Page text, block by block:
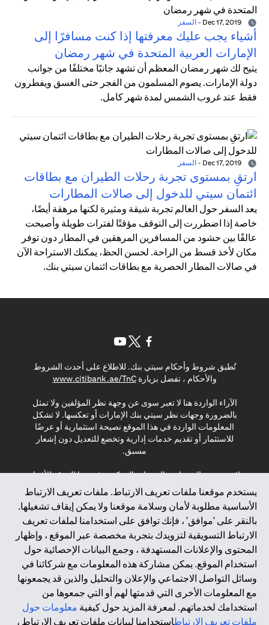
- السفر
أشياء يجب عليك معرفتها إذا كنت مسافرًا إلى
الإمارات العربية المتحدة في شهر رمضان
يتيح لك شهر رمضان المعظم أن تشهد جانبًا مختلفًا من جوانب
دولة الإمارات. يصوم المسلمون من الفجر حتى الغسق ويفطرون
فقط عند غروب الشمس لمدة شهر كامل.
- السفر
ارتقِ بمستوى تجربة رحلات الطيران مع بطاقات
ائتمان سيتي للدخول إلى صالات المطارات
يعد السفر حول العالم تجربة شيقة ومثيرة لكنها مرهقة أيضًا،
خاصة إذا اضطررت إلى التوقف مؤقتًا لفترات طويلة وأصبحت
عالقًا بين حشود من المسافرين المرهقين في المطار دون توفر
مكان لأخذ قسط من الراحة. لحسن الحظ، يمكنك الاستراحة الآن
في صالات المطار الحصرية مع بطاقات ائتمان سيتي بنك.
يستخدم موقعنا ملفات تعريف الارتباط. ملفات تعريف الارتباط
الأساسية مطلوبة لأمان وسلامة موقعنا ولا يمكن إيقاف تشغيلها.
بالنقر على 'موافق' ، فإنك توافق على استخدامنا لملفات تعريف
الارتباط التسويقية لتزويدك بتجربة مخصصة عبر الموقع ، وإظهار
المحتوى والإعلانات المستهدفة ، وجمع البيانات الإحصائية حول
استخدام الموقع. يمكن مشاركة هذه المعلومات مع شركائنا في
وسائل التواصل الاجتماعي والإعلان والتحليل والذين قد يجمعونها
مع المعلومات الأخرى التي قدمتها لهم أو التي جمعوها من
استخدامك لخدماتهم. لمعرفة المزيد حول كيفية معلومات حول
ملفات تعريف الارتباطاستخدامنا لبيانات ملفات تعريف الارتباط ،
تُطبق شروط وأحكام سيتي بنك. للاطلاع على أحدث الشروط
والأحكام ، تفضل بزيارةwww.citibank.ae/TnC
(opens in a new tab)
الآراء الواردة هنا لا تعبر سوى عن وجهة نظر المؤلفين ولا تمثل
بالضرورة وجهات نظر سيتي بنك الإمارات أو تعكسها. لا تشكل
المعلومات الواردة في هذا الموقع نصيحة استثمارية أو عرضًا
للاستثمار أو تقديم خدمات إدارية وتخضع للتعديل دون إشعار
مسبق.
لا يتم تقديم المنتجات والخدمات المذكورة في هذا الموقع للأفراد
المقيمين في الاتحاد الأوروبي أو المنطقة الاقتصادية الأوروبية أو
سويسرا أو غيرنسي أو جيرسي أو موناكو أو سان مارينو أو
الفاتيكان أو جزيرة مان أو المملكة المتحدة أو خصوصية البيانات
(لائحة حماية البيانات العامة \ قانون حماية البيانات الشخصية
العامة \ قانون خصوصية نيوزيلندا). المحتوى الموجود في هذه
الصفحة ليس ولا ينبغي تفسيره على أنه عرض أو دعوة أو دعوة
لشراء أو بيع أي من المنتجات والخدمات المذكورة هنا لمثل هؤلاء
الأفراد.
*GDPR – اللائحة العامة لحماية البيانات؛ * LGPD – Lei Geral de
Proteção de Dados Pessoais ; *NZPA – قانون الخصوصية
النيوزيلندي